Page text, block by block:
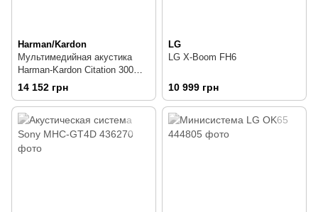
Harman/Kardon
Мультимедийная акустика
Harman-Kardon Citation 300
Black
14 152 грн
LG
LG X-Boom FH6
10 999 грн